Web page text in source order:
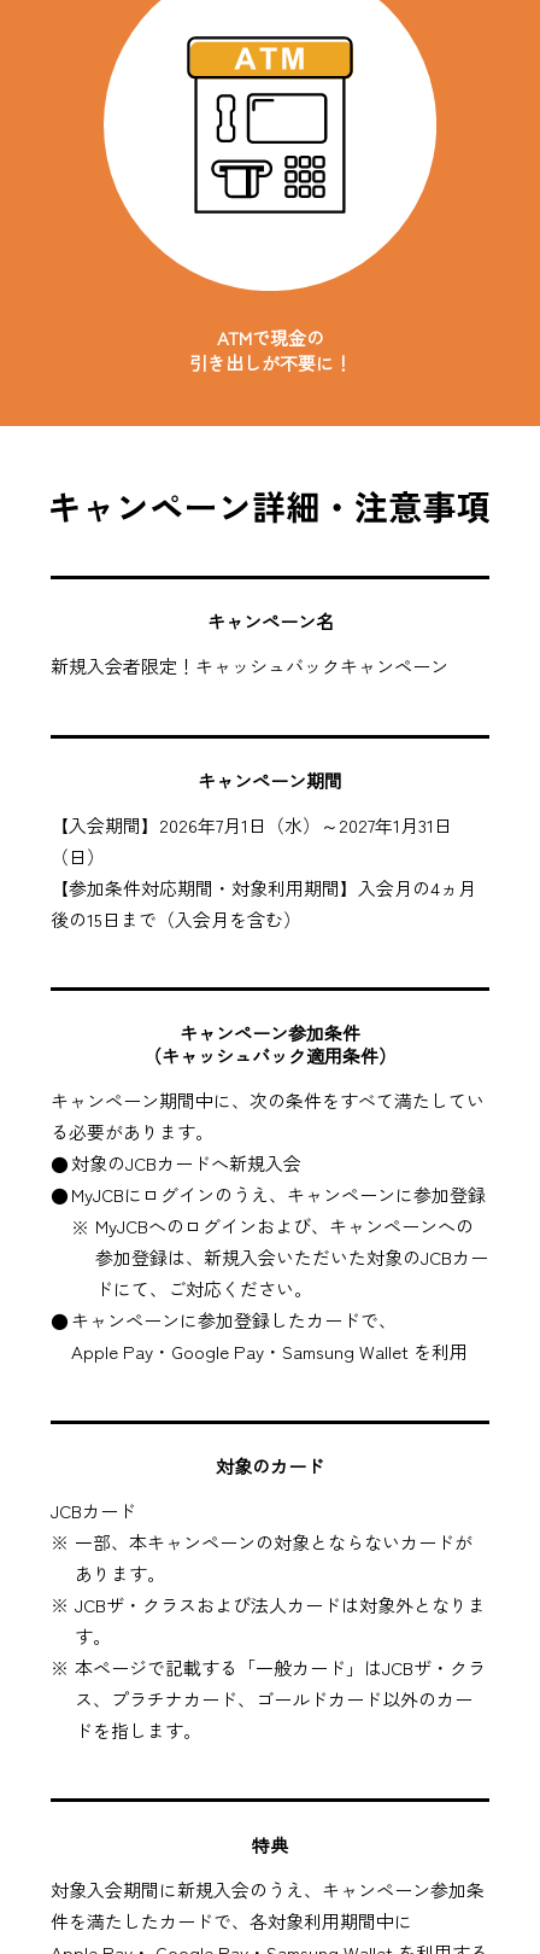
ATMで現金の
引き出しが不要に！
キャンペーン名
新規入会者限定！キャッシュバックキャンペーン
キャンペーン期間
【入会期間】2026年7月1日（水）～2027年1月31日
（日）
【参加条件対応期間・対象利用期間】入会月の4ヵ月
後の15日まで（入会月を含む）
キャンペーン参加条件
（キャッシュバック適用条件）
キャンペーン期間中に、次の条件をすべて満たしてい
る必要があります。
対象のJCBカードへ新規入会
MyJCBにログインのうえ、キャンペーンに参加登録
MyJCBへのログインおよび、キャンペーンへの
参加登録は、新規入会いただいた対象のJCBカー
ドにて、ご対応ください。
キャンペーンに参加登録したカードで、
Apple Pay・ Google Pay・ Samsung Wallet を利用
対象のカード
JCBカード
一部、本キャンペーンの対象とならないカードが
あります。
JCBザ・クラスおよび法人カードは対象外となりま
す。
本ページで記載する「一般カード」はJCBザ・クラ
ス、プラチナカード、ゴールドカード以外のカー
ドを指します。
特典
対象入会期間に新規入会のうえ、キャンペーン参加条
件を満たしたカードで、各対象利用期間中に